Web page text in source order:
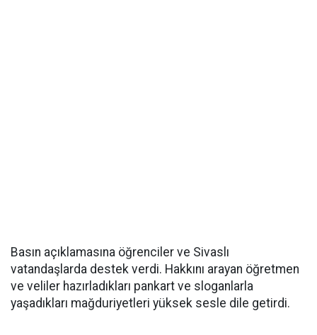
Basın açıklamasına öğrenciler ve Sivaslı
vatandaşlarda destek verdi. Hakkını arayan öğretmen
ve veliler hazırladıkları pankart ve sloganlarla
yaşadıkları mağduriyetleri yüksek sesle dile getirdi.